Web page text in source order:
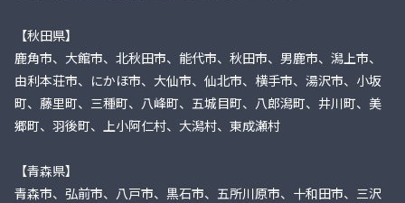
【秋田県】
鹿角市、大館市、北秋田市、能代市、秋田市、男鹿市、潟上市、
由利本荘市、にかほ市、大仙市、仙北市、横手市、湯沢市、小坂
町、藤里町、三種町、八峰町、五城目町、八郎潟町、井川町、美
郷町、羽後町、上小阿仁村、大潟村、東成瀬村
【青森県】
青森市、弘前市、八戸市、黒石市、五所川原市、十和田市、三沢